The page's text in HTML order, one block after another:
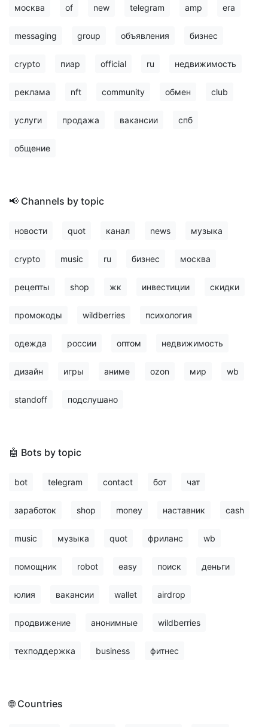
москва of new telegram amp era
messaging group объявления бизнес
crypto пиар official ru недвижимость
реклама nft community обмен club
услуги продажа вакансии спб
общение
📢 Channels by topic
новости quot канал news музыка
crypto music ru бизнес москва
рецепты shop жк инвестиции скидки
промокоды wildberries психология
одежда россии оптом недвижимость
дизайн игры аниме ozon мир wb
standoff подслушано
🤖 Bots by topic
bot telegram contact бот чат
заработок shop money наставник cash
music музыка quot фриланс wb
помощник robot easy поиск деньги
юлия вакансии wallet airdrop
продвижение анонимные wildberries
техподдержка business фитнес
🌐 Countries